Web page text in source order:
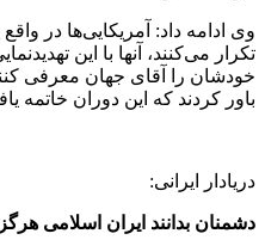
وی ادامه داد: آمریکایی‌ها در
تکرار می‌کنند، آنها با این
خودشان را آقای جهان معرفی
باور کردند که این دوران خاتمه
دریادار ایرانی:
دشمنان بدانند ایران اسلامی